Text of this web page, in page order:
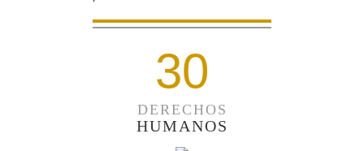
30
DERECHOS
HUMANOS